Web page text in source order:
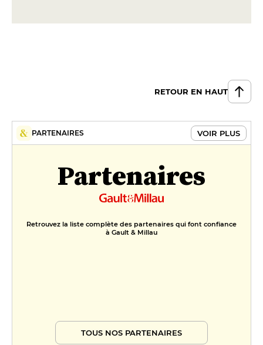
RETOUR EN HAUT
PARTENAIRES VOIR PLUS
Partenaires
Retrouvez la liste complète des partenaires qui font confiance
à Gault & Millau
TOUS NOS PARTENAIRES